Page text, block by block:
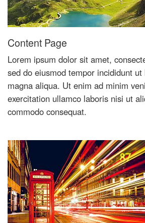
Content Page
Lorem ipsum dolor sit amet,
sed do eiusmod tempor incididunt
magna aliqua. Ut enim ad minim
exercitation ullamco laboris nisi ut
commodo consequat.